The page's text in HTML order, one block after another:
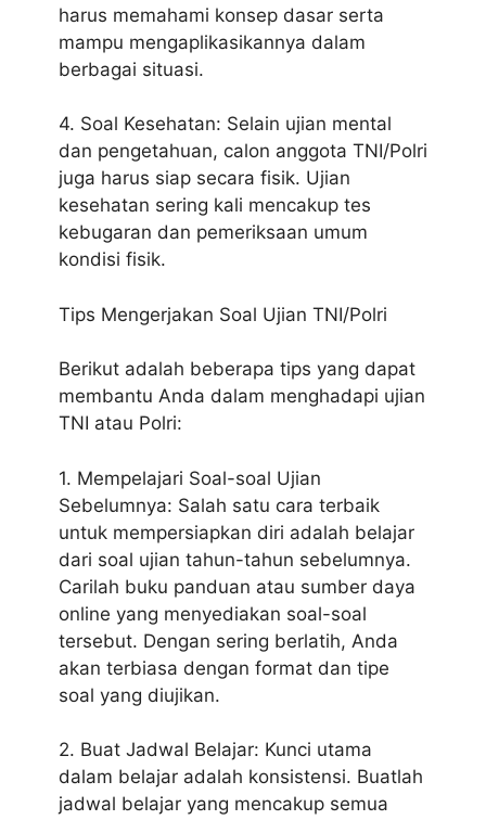
harus memahami konsep dasar serta
mampu mengaplikasikannya dalam
berbagai situasi.
4. Soal Kesehatan: Selain ujian mental
dan pengetahuan, calon anggota TNI/Polri
juga harus siap secara fisik. Ujian
kesehatan sering kali mencakup tes
kebugaran dan pemeriksaan umum
kondisi fisik.
Tips Mengerjakan Soal Ujian TNI/Polri
Berikut adalah beberapa tips yang dapat
membantu Anda dalam menghadapi ujian
TNI atau Polri:
1. Mempelajari Soal-soal Ujian
Sebelumnya: Salah satu cara terbaik
untuk mempersiapkan diri adalah belajar
dari soal ujian tahun-tahun sebelumnya.
Carilah buku panduan atau sumber daya
online yang menyediakan soal-soal
tersebut. Dengan sering berlatih, Anda
akan terbiasa dengan format dan tipe
soal yang diujikan.
2. Buat Jadwal Belajar: Kunci utama
dalam belajar adalah konsistensi. Buatlah
jadwal belajar yang mencakup semua